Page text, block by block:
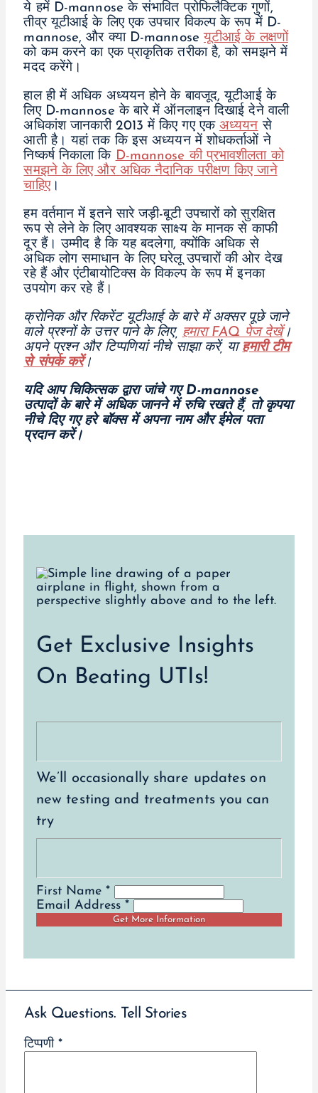
ये हमें D-mannose के संभावित प्रोफिलैक्टिक गुणों,
तीव्र यूटीआई के लिए एक उपचार विकल्प के रूप में D-
mannose, और क्या D-mannoseयूटीआई के लक्षणों
को कम करने का एक प्राकृतिक तरीका है, को समझने में
मदद करेंगे।
हाल ही में अधिक अध्ययन होने के बावजूद, यूटीआई के
लिए D-mannose के बारे में ऑनलाइन दिखाई देने वाली
अधिकांश जानकारी 2013 में किए गए एकअध्ययन से
आती है। यहां तक कि इस अध्ययन में शोधकर्ताओं ने
निष्कर्ष निकाला कि D-mannose की प्रभावशीलता को
समझने के लिए और अधिक नैदानिक परीक्षण किए जाने
चाहिए।
हम वर्तमान में इतने सारे जड़ी-बूटी उपचारों को सुरक्षित
रूप से लेने के लिए आवश्यक साक्ष्य के मानक से काफी
दूर हैं। उम्मीद है कि यह बदलेगा, क्योंकि अधिक से
अधिक लोग समाधान के लिए घरेलू उपचारों की ओर देख
रहे हैं और एंटीबायोटिक्स के विकल्प के रूप में इनका
उपयोग कर रहे हैं।
क्रोनिक और रिकरेंट यूटीआई के बारे में अक्सर पूछे जाने
वाले प्रश्नों के उत्तर पाने के लिए, हमारा FAQ पेज देखें।
अपने प्रश्न और टिप्पणियां नीचे साझा करें, याहमारी टीम
से संपर्क करें।
यदि आप चिकित्सक द्वारा जांचे गए D-mannose
उत्पादों के बारे में अधिक जानने में रुचि रखते हैं, तो कृपया
नीचे दिए गए हरे बॉक्स में अपना नाम और ईमेल पता
प्रदान करें।
Get Exclusive Insights
On Beating UTIs!
We’ll occasionally share updates on
new testing and treatments you can
try
First Name *
Email Address *
Ask Questions. Tell Stories
टिप्पणी *